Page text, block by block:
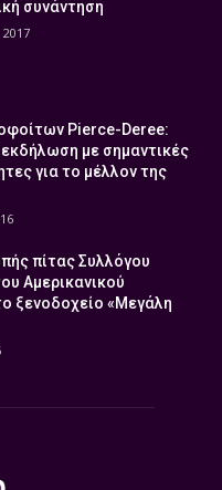
συνάντηση
Pierce-Deree:
με σημαντικές
για το μέλλον της
πίτας Συλλόγου
Αμερικανικού
ξενοδοχείο «Μεγάλη